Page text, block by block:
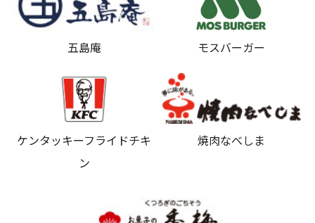
五島庵 モスバーガー
ケンタッキーフライドチキ
ン
焼肉なべしま